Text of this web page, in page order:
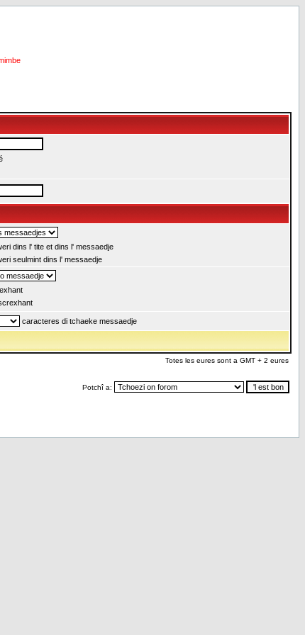
dins l' tite et dins l' messaedje
seulmint dins l' messaedje
caracteres di tchaeke messaedje
Totes les eures sont a GMT + 2 eures
Potchî a: